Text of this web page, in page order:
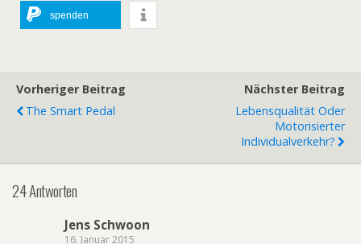
spenden
Vorheriger Beitrag
The Smart Pedal
Nächster Beitrag
Lebensqualität Oder
Motorisierter
Individualverkehr?
24 Antworten
Jens Schwoon
16. Januar 2015